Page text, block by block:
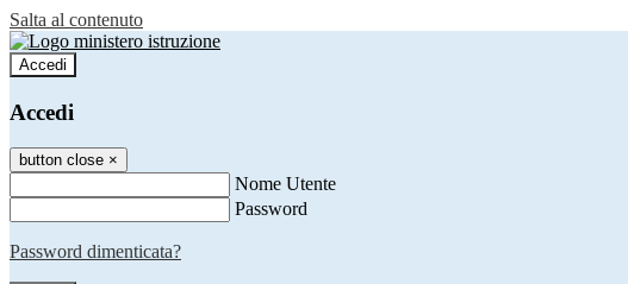
Salta al contenuto
Accedi
Accedi
button close ×
Nome Utente
Password
Password dimenticata?